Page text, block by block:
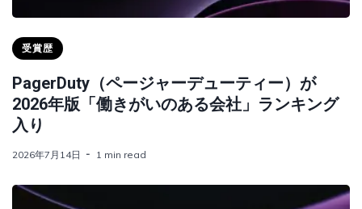
受賞歴
PagerDuty（ページャーデューティー）が
2026年版「働きがいのある会社」ランキング
入り
2026年7月14日 1 min read